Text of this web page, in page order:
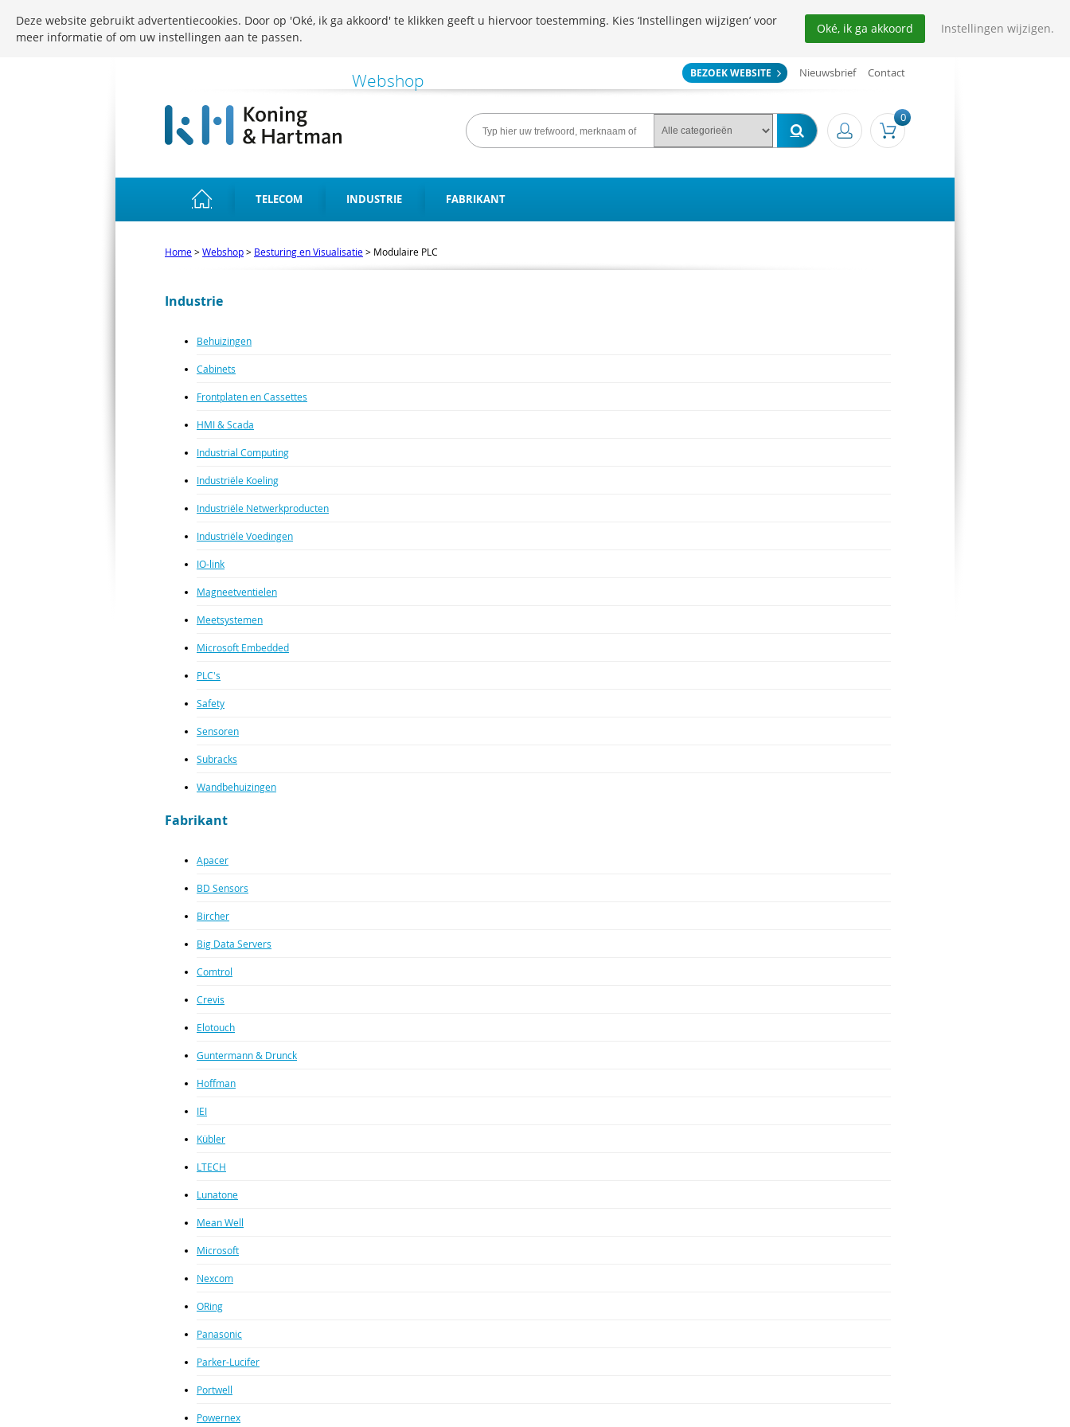
BEZOEK WEBSITE Nieuwsbrief Contact
0
TELECOM INDUSTRIE FABRIKANT
Home>Webshop> Besturing en Visualisatie> Modulaire PLC
Industrie
Behuizingen
Cabinets
Frontplaten en Cassettes
HMI & Scada
Industrial Computing
Industriële Koeling
Industriële Netwerkproducten
Industriële Voedingen
IO-link
Magneetventielen
Meetsystemen
Microsoft Embedded
PLC's
Safety
Sensoren
Subracks
Wandbehuizingen
Fabrikant
Apacer
BD Sensors
Bircher
Big Data Servers
Comtrol
Crevis
Elotouch
Guntermann & Drunck
Hoffman
IEI
Kübler
LTECH
Lunatone
Mean Well
Microsoft
Nexcom
ORing
Panasonic
Parker-Lucifer
Portwell
Powernex
Deze website gebruikt advertentiecookies. Door op 'Oké, ik ga akkoord' te klikken geeft u hiervoor toestemming. Kies ‘Instellingen wijzigen’ voor
meer informatie of om uw instellingen aan te passen.
Oké, ik ga akkoord Instellingen wijzigen.